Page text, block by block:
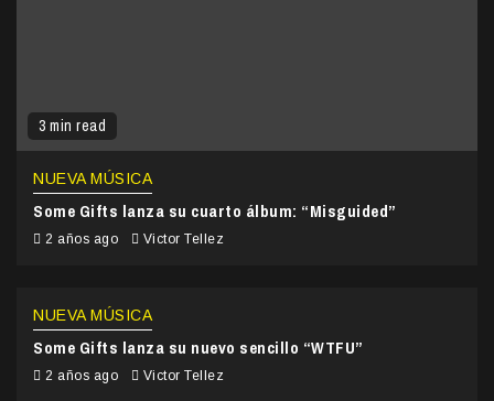
3 min read
NUEVA MÚSICA
Some Gifts lanza su cuarto álbum: “Misguided”
2 años ago Victor Tellez
NUEVA MÚSICA
Some Gifts lanza su nuevo sencillo “WTFU”
2 años ago Victor Tellez